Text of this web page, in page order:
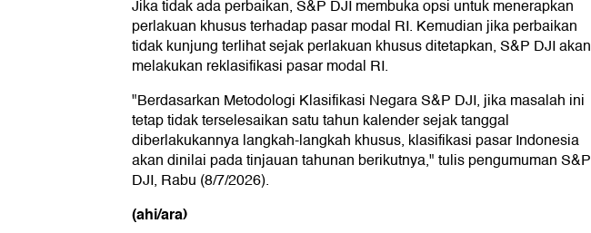
Jika tidak ada perbaikan, S&P DJI membuka opsi untuk menerapkan
perlakuan khusus terhadap pasar modal RI. Kemudian jika perbaikan
tidak kunjung terlihat sejak perlakuan khusus ditetapkan, S&P DJI akan
melakukan reklasifikasi pasar modal RI.
"Berdasarkan Metodologi Klasifikasi Negara S&P DJI, jika masalah ini
tetap tidak terselesaikan satu tahun kalender sejak tanggal
diberlakukannya langkah-langkah khusus, klasifikasi pasar Indonesia
akan dinilai pada tinjauan tahunan berikutnya," tulis pengumuman S&P
DJI, Rabu (8/7/2026).
(ahi/ara)